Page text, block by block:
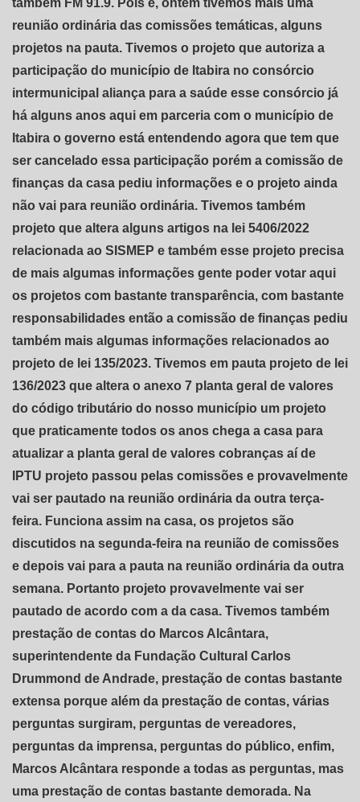
também FM 91.9. Pois é, ontem tivemos mais uma
reunião ordinária das comissões temáticas, alguns
projetos na pauta. Tivemos o projeto que autoriza a
participação do município de Itabira no consórcio
intermunicipal aliança para a saúde esse consórcio já
há alguns anos aqui em parceria com o município de
Itabira o governo está entendendo agora que tem que
ser cancelado essa participação porém a comissão de
finanças da casa pediu informações e o projeto ainda
não vai para reunião ordinária. Tivemos também
projeto que altera alguns artigos na lei 5406/2022
relacionada ao SISMEP e também esse projeto precisa
de mais algumas informações gente poder votar aqui
os projetos com bastante transparência, com bastante
responsabilidades então a comissão de finanças pediu
também mais algumas informações relacionados ao
projeto de lei 135/2023. Tivemos em pauta projeto de lei
136/2023 que altera o anexo 7 planta geral de valores
do código tributário do nosso município um projeto
que praticamente todos os anos chega a casa para
atualizar a planta geral de valores cobranças aí de
IPTU projeto passou pelas comissões e provavelmente
vai ser pautado na reunião ordinária da outra terça-
feira. Funciona assim na casa, os projetos são
discutidos na segunda-feira na reunião de comissões
e depois vai para a pauta na reunião ordinária da outra
semana. Portanto projeto provavelmente vai ser
pautado de acordo com a da casa. Tivemos também
prestação de contas do Marcos Alcântara,
superintendente da Fundação Cultural Carlos
Drummond de Andrade, prestação de contas bastante
extensa porque além da prestação de contas, várias
perguntas surgiram, perguntas de vereadores,
perguntas da imprensa, perguntas do público, enfim,
Marcos Alcântara responde a todas as perguntas, mas
uma prestação de contas bastante demorada. Na